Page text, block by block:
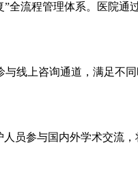
流程管理体系。医院通
上咨询通道，满足不
员参与国内外学术交流